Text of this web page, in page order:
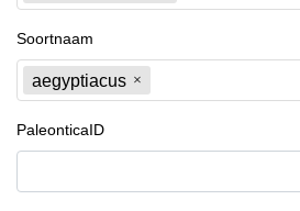
Soortnaam
aegyptiacus
PaleonticaID